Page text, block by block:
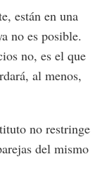
están en una
no es posible.
no, es el que
al menos,
no restringe
del mismo